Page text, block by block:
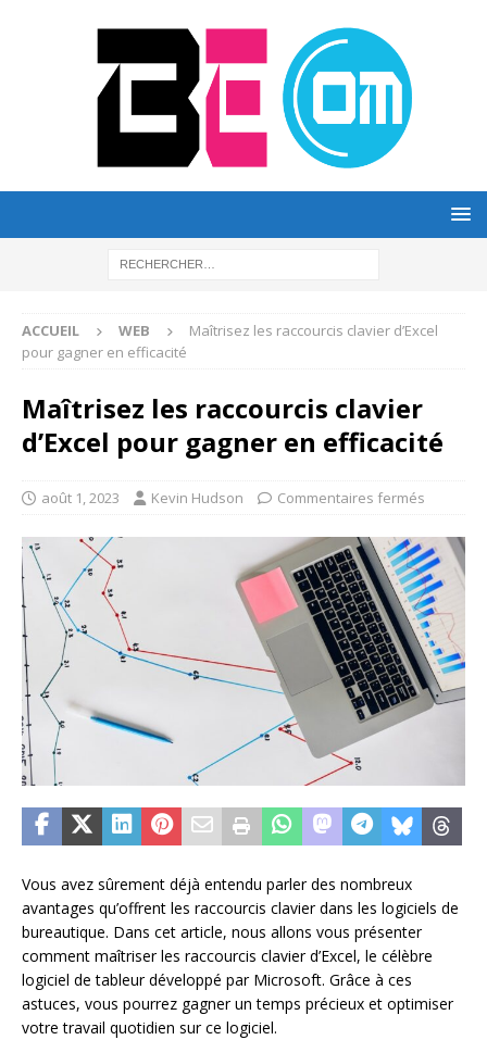
ACCUEIL WEB
Maîtrisez les raccourcis clavier d’Excel
pour gagner en efficacité
Maîtrisez les raccourcis clavier
d’Excel pour gagner en efficacité
août 1, 2023 Kevin Hudson Commentaires fermés
Vous avez sûrement déjà entendu parler des nombreux
avantages qu’offrent les raccourcis clavier dans les logiciels de
bureautique. Dans cet article, nous allons vous présenter
comment maîtriser les raccourcis clavier d’Excel, le célèbre
logiciel de tableur développé par Microsoft. Grâce à ces
astuces, vous pourrez gagner un temps précieux et optimiser
votre travail quotidien sur ce logiciel.